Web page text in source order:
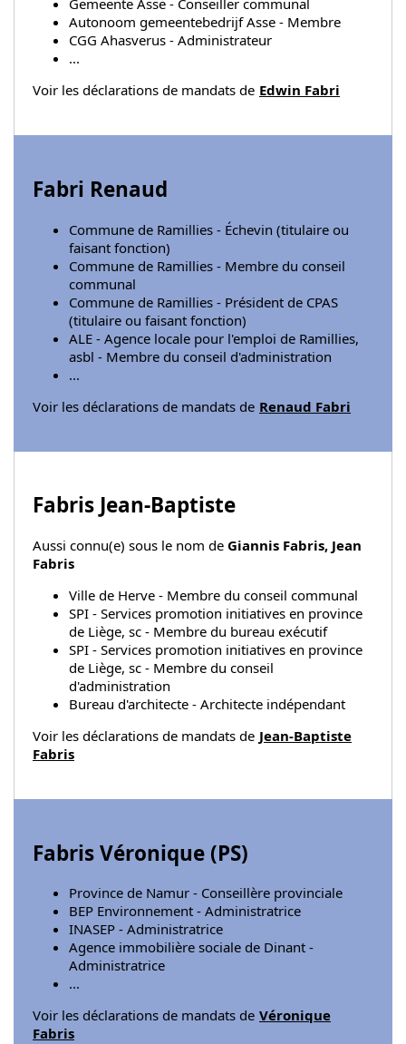
Gemeente Asse - Conseiller communal
Autonoom gemeentebedrijf Asse - Membre
CGG Ahasverus - Administrateur
...
Voir les déclarations de mandats de Edwin Fabri
Fabri Renaud
Commune de Ramillies - Échevin (titulaire ou
faisant fonction)
Commune de Ramillies - Membre du conseil
communal
Commune de Ramillies - Président de CPAS
(titulaire ou faisant fonction)
ALE - Agence locale pour l'emploi de Ramillies,
asbl - Membre du conseil d'administration
...
Voir les déclarations de mandats de Renaud Fabri
Fabris Jean-Baptiste
Aussi connu(e) sous le nom de Giannis Fabris, Jean
Fabris
Ville de Herve - Membre du conseil communal
SPI - Services promotion initiatives en province
de Liège, sc - Membre du bureau exécutif
SPI - Services promotion initiatives en province
de Liège, sc - Membre du conseil
d'administration
Bureau d'architecte - Architecte indépendant
Voir les déclarations de mandats de Jean-Baptiste
Fabris
Fabris Véronique (PS)
Province de Namur - Conseillère provinciale
BEP Environnement - Administratrice
INASEP - Administratrice
Agence immobilière sociale de Dinant -
Administratrice
...
Voir les déclarations de mandats de Véronique
Fabris